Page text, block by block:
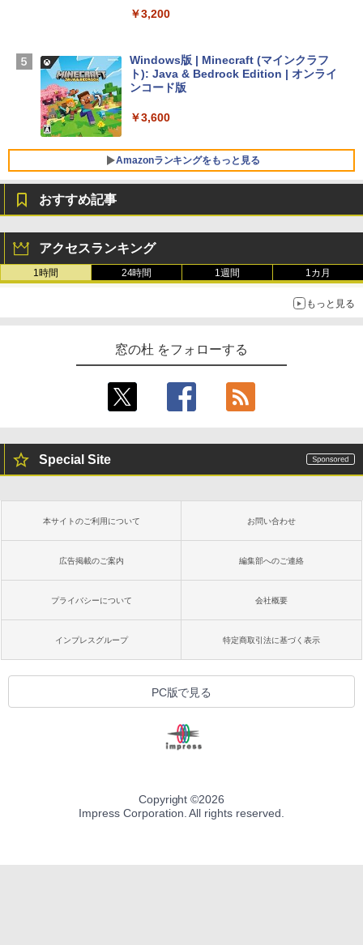
SSD インテル Core 5
￥129,800
Core i5/16GB/SSD 512GB/ホワイト) FM
VWK3E15W_AZ
￥3,200
Windows版 | Minecraft (マインクラフ
ト): Java & Bedrock Edition | オンライ
ンコード版
￥3,600
Amazonランキングをもっと見る
￥1,766
出す プロンプトの言葉 AI画像生成シリー
ズ (はぴーイラストLabo)
￥480
bデザイン入門講座［第2版］
￥1,292
方 マニュアル AI副業にもコンテンツ作成
￥99
ードウェア・市販ソフトウェアのパーフ
ェクトリストと最新エミュレータ紹介
ない、大きな画面で読みやすい、6週間持
続バッテリー、6インチディスプレイ電子
書籍リーダー、マッチャ、16GB、広告な
し
Kindle Paperwhite シグニチャーエディ
るさ自動調整、色調調節ライト、12週間
持続バッテリー、広告なし、メタリック
ブラック
￥27,980
ンチディスプレイ、色調調節ライト、12
週間持続バッテリー、広告なし、ブラッ
Amazon Kindle Colorsoft | 16GBストレ
ージ、防水、7インチカラーディスプレ
イ、色調調節ライト、最大8週間持続バッ
テリー、広告無し、ブラック (2025年発
売)
￥31,980
New Amazon Kindle Scribe Colorsoft |
11インチカラーディスプレイ、64GBスト
き、グラファイト
￥115,980
おすすめ記事
アクセスランキング
1時間 24時間 1週間 1カ月
もっと見る
窓の杜 をフォローする
Special Site
本サイトのご利用について お問い合わせ
広告掲載のご案内 編集部へのご連絡
プライバシーについて 会社概要
インプレスグループ 特定商取引法に基づく表示
PC版で見る
Copyright ©2026
Impress Corporation. All rights reserved.